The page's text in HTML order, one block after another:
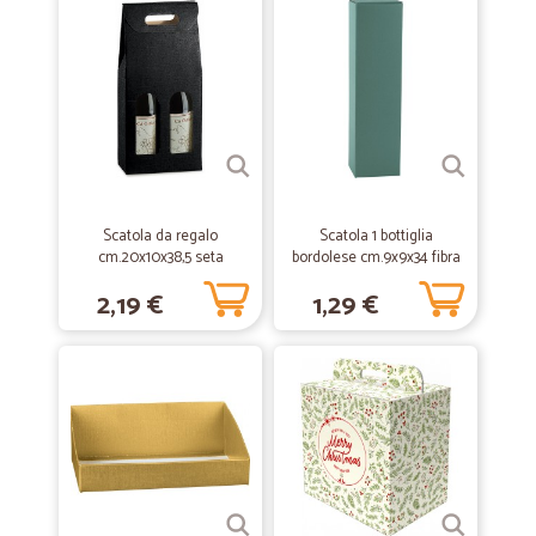
Tutto ok, spedizione veloce e imballo perfetto.
—Frontini raffaele U.
Consiglio questo sito per la chiarezza…
19/05/2019
Liudmila G.
Scoperto per caso
Scoperto per caso. Ho fatto il mio primo ordine. Tutto perfetto.
31/03/2019
Servizio eccellente
Celerità, serietà e disponibilità, queste sono le caratteristiche che
contraddistinguono una società che vende sul web. La consiglio
Scatola da regalo
cm.20x10x38,5 seta
2,19 €
Scatola 1 bottiglia
bordolese cm.9x9x34 fibra
1,29 €